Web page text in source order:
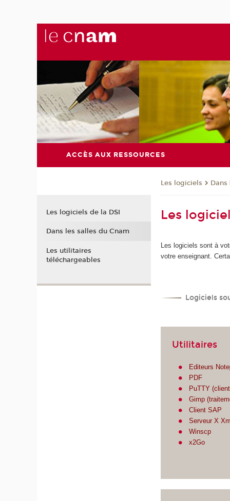
ACCÈS AUX RESSOURCES
Les logiciels
Les
Les logiciels sont à
votre enseignant.
Logiciels
Utilitaires
Editeurs
PDF
PuTTY
Gimp
Client SAP
Serveur X
Winscp
x2Go
Les logiciels de la DSI
Dans les salles du Cnam
Les utilitaires
téléchargeables